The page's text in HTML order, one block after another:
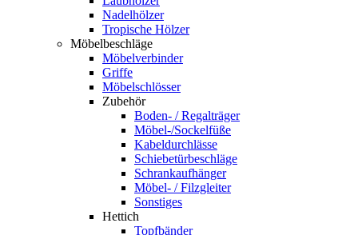
Nadelhölzer
Tropische Hölzer
Möbelbeschläge
Möbelverbinder
Griffe
Möbelschlösser
Zubehör
Boden- / Regalträger
Möbel-/Sockelfüße
Kabeldurchlässe
Schiebetürbeschläge
Schrankaufhänger
Möbel- / Filzgleiter
Sonstiges
Hettich
Topfbänder